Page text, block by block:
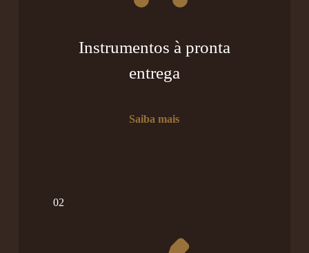
Instrumentos à pronta
entrega
Saiba mais
02